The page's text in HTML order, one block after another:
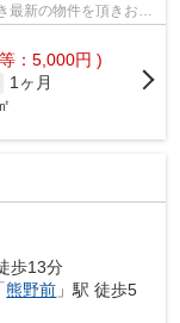
新の物件を頂きお客
：5,000円 )
1ヶ月
歩13分
「熊野前 」駅 徒歩5